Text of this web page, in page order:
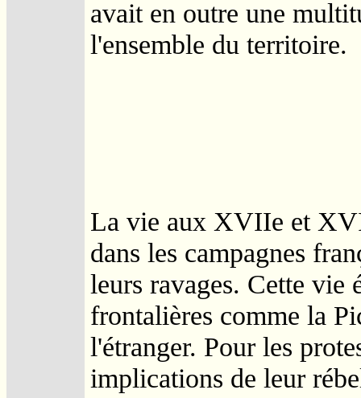
avait en outre une
l'ensemble du territoire.
La vie aux XVIIe et
dans les campagnes
leurs ravages. Cette vie
frontalières comme la
l'étranger. Pour les
implications de leur